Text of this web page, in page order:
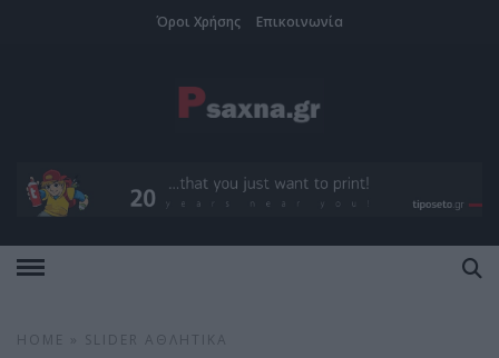
Όροι Χρήσης Επικοινωνία
HOME SLIDER ΑΘΛΗΤΙΚΆ